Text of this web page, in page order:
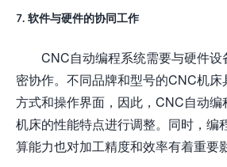
7. 软件与硬件的协同工作
CNC自动编程系统需要与硬件
密协作。不同品牌和型号的CNC机床
方式和操作界面，因此，CNC自动编
机床的性能特点进行调整。同时，编
算能力也对加工精度和效率有着重要